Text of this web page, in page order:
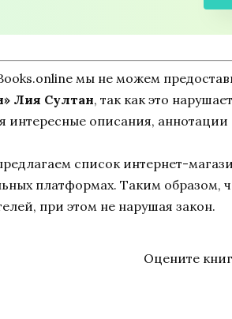
мы не можем
Лия Султан, так как это
интересные описания,
список интернет-
платформах. Таким образом,
при этом не нарушая закон.
Оцените